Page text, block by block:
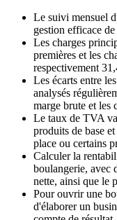
Le suivi mensuel
gestion efficace
Les charges
premières et les
respectivement
Les écarts entre
analysés
marge brute et les
Le taux de TVA
produits de base
place ou certains
Calculer la
boulangerie, avec
nette, ainsi que le
Pour ouvrir une
d'élaborer un